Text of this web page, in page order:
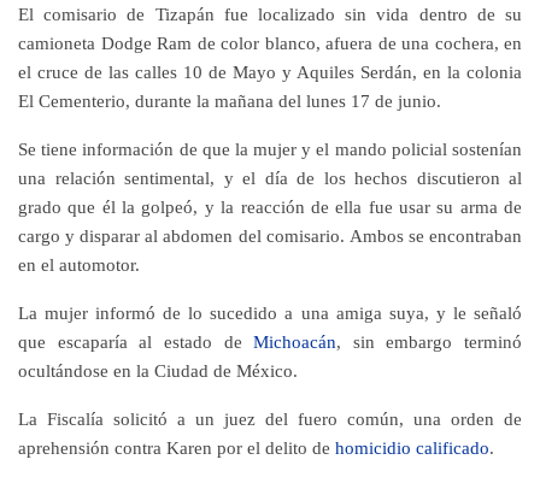
El comisario de Tizapán fue localizado sin vida dentro de su
camioneta Dodge Ram de color blanco, afuera de una cochera, en
el cruce de las calles 10 de Mayo y Aquiles Serdán, en la colonia
El Cementerio, durante la mañana del lunes 17 de junio.
Se tiene información de que la mujer y el mando policial sostenían
una relación sentimental, y el día de los hechos discutieron al
grado que él la golpeó, y la reacción de ella fue usar su arma de
cargo y disparar al abdomen del comisario. Ambos se encontraban
en el automotor.
La mujer informó de lo sucedido a una amiga suya, y le señaló
que escaparía al estado deMichoacán, sin embargo terminó
ocultándose en la Ciudad de México.
La Fiscalía solicitó a un juez del fuero común, una orden de
aprehensión contra Karen por el delito de homicidio calificado.